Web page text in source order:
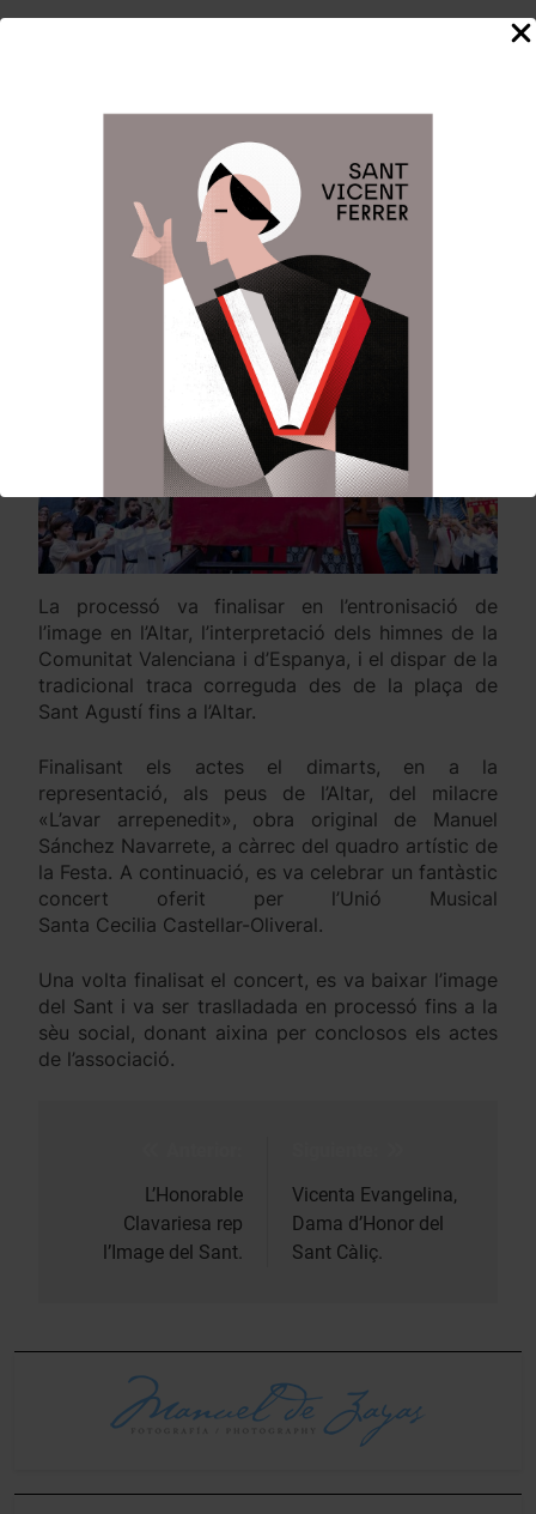
jagants, chiquets de primera comunió, falles
invitades, la Fallera Major Infantil de Valéncia i la
seua Cort d’Honor, els membres de la Festa i
representants dels Altars i Associacions
La processó va finalisar en l’entronisació de
l’image en l’Altar, l’interpretació dels himnes de la
Comunitat Valenciana i d’Espanya, i el dispar de la
tradicional traca correguda des de la plaça de
Sant Agustí fins a l’Altar.
Finalisant els actes el dimarts, en a la
representació, als peus de l’Altar, del milacre
«L’avar arrepenedit», obra original de Manuel
Sánchez Navarrete, a càrrec del quadro artístic de
la Festa. A continuació, es va celebrar un fantàstic
concert oferit per l’Unió Musical
Santa Cecilia Castellar-Oliveral.
Una volta finalisat el concert, es va baixar l’image
del Sant i va ser traslladada en processó fins a la
sèu social, donant aixina per conclosos els actes
de l’associació.
entradas
L’Honorable
Clavariesa rep
l’Image del Sant.
Vicenta Evangelina,
Dama d’Honor del
Sant Càliç.